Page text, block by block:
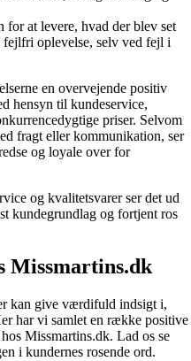
for at levere, hvad der blev set
oplevelse, selv ved fejl i
en overvejende positiv
hensyn til kundeservice,
priser. Selvom
fragt eller kommunikation, ser
og loyale over for
og kvalitetsvarer ser det ud
kundegrundlag og fortjent ros
Missmartins.dk
kan give værdifuld indsigt i,
har vi samlet en række positive
Missmartins.dk. Lad os se
i kundernes rosende ord.